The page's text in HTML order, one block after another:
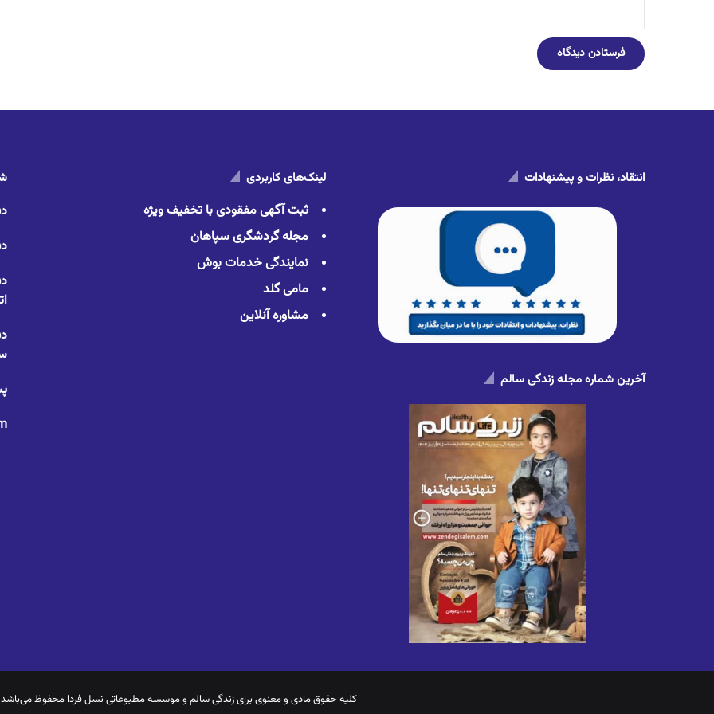
انتقاد، نظرات و پیشنهادات
آخرین شماره مجله زندگی سالم
لینک‌های کاربردی
ثبت آگهی مفقودی با تخفیف ویژه
مجله گردشگری سپاهان
نمایندگی خدمات بوش
مامی گلد
مشاوره آنلاین
کلیه حقوق مادی و معنوی برایزندگی سالم و موسسه مطبوعاتی نسل فردا محفوظ می‌باشد